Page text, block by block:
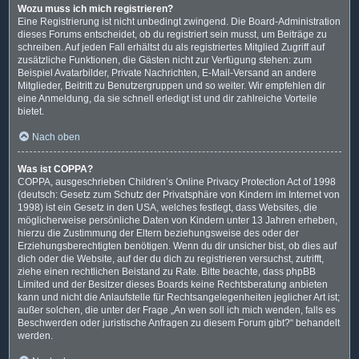
Wozu muss ich mich registrieren?
Eine Registrierung ist nicht unbedingt zwingend. Die Board-Administration
dieses Forums entscheidet, ob du registriert sein musst, um Beiträge zu
schreiben. Auf jeden Fall erhältst du als registriertes Mitglied Zugriff auf
zusätzliche Funktionen, die Gästen nicht zur Verfügung stehen: zum
Beispiel Avatarbilder, Private Nachrichten, E-Mail-Versand an andere
Mitglieder, Beitritt zu Benutzergruppen und so weiter. Wir empfehlen dir
eine Anmeldung, da sie schnell erledigt ist und dir zahlreiche Vorteile
bietet.
Nach oben
Was ist COPPA?
COPPA, ausgeschrieben Children’s Online Privacy Protection Act of 1998
(deutsch: Gesetz zum Schutz der Privatsphäre von Kindern im Internet von
1998) ist ein Gesetz in den USA, welches festlegt, dass Websites, die
möglicherweise persönliche Daten von Kindern unter 13 Jahren erheben,
hierzu die Zustimmung der Eltern beziehungsweise des oder der
Erziehungsberechtigten benötigen. Wenn du dir unsicher bist, ob dies auf
dich oder die Website, auf der du dich zu registrieren versuchst, zutrifft,
ziehe einen rechtlichen Beistand zu Rate. Bitte beachte, dass phpBB
Limited und der Besitzer dieses Boards keine Rechtsberatung anbieten
kann und nicht die Anlaufstelle für Rechtsangelegenheiten jeglicher Art ist;
außer solchen, die unter der Frage „An wen soll ich mich wenden, falls es
Beschwerden oder juristische Anfragen zu diesem Forum gibt?“ behandelt
werden.